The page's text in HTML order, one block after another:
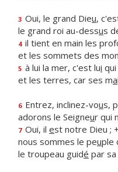
3 Oui, le grand Dieu,
le grand roi au-dessus
4 il tient en main les
et les sommets des
5 à lui la mer, c'est lui
et les terres, car ses ma
6 Entrez, inclinez-vous,
adorons le Seigneur qui
7 Oui, il est notre Dieu ; +
nous sommes le peuple
le troupeau guidé par sa